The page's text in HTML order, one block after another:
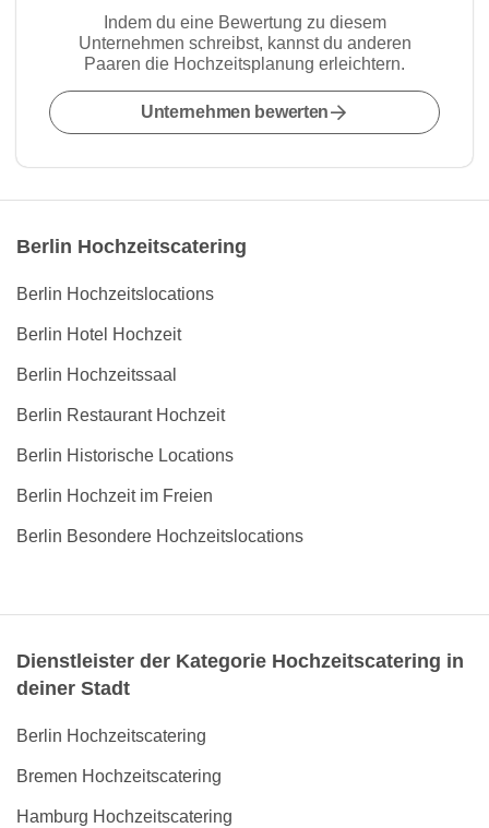
Indem du eine Bewertung zu diesem
Unternehmen schreibst, kannst du anderen
Paaren die Hochzeitsplanung erleichtern.
Unternehmen bewerten
Berlin Hochzeitscatering
Berlin Hochzeitslocations
Berlin Hotel Hochzeit
Berlin Hochzeitssaal
Berlin Restaurant Hochzeit
Berlin Historische Locations
Berlin Hochzeit im Freien
Berlin Besondere Hochzeitslocations
Dienstleister der Kategorie Hochzeitscatering in
deiner Stadt
Berlin Hochzeitscatering
Bremen Hochzeitscatering
Hamburg Hochzeitscatering